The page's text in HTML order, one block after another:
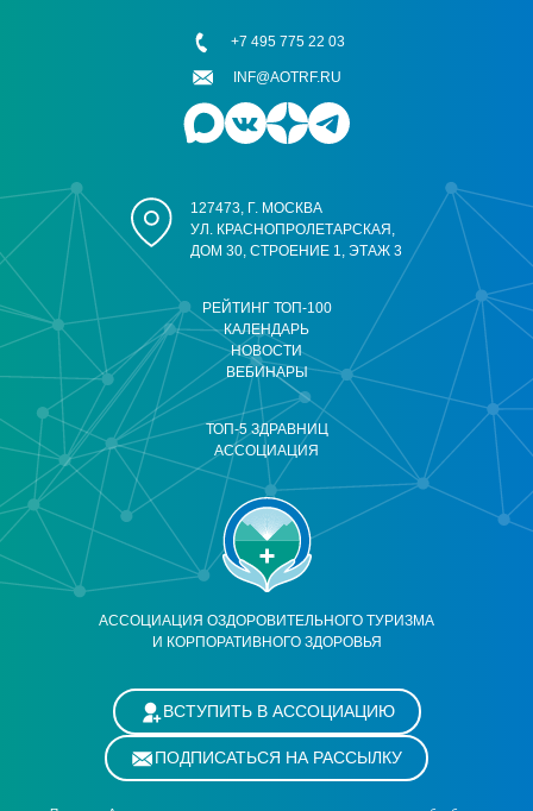
АССОЦИАЦИЯ ОЗДОРОВИТЕЛЬНОГО ТУРИЗМА
И КОРПОРАТИВНОГО ЗДОРОВЬЯ
РЕЙТИНГ ТОП-100
КАЛЕНДАРЬ
НОВОСТИ
ВЕБИНАРЫ
ТОП-5 ЗДРАВНИЦ
АССОЦИАЦИЯ
127473, Г. МОСКВА
УЛ. КРАСНОПРОЛЕТАРСКАЯ,
ДОМ 30, СТРОЕНИЕ 1, ЭТАЖ 3
+7 495 775 22 03
INF@AOTRF.RU
ВСТУПИТЬ В АССОЦИАЦИЮ
ПОДПИСАТЬСЯ НА РАССЫЛКУ